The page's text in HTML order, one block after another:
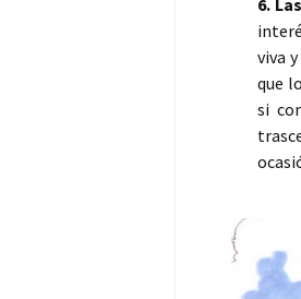
6.
viva
que
si